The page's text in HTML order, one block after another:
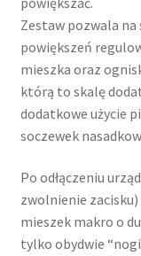
Zestaw pozwala
powiększeń
mieszka oraz
którą to skalę
dodatkowe użycie
soczewek
Po odłączeniu
zwolnienie zacisku)
mieszek makro o
tylko obydwie